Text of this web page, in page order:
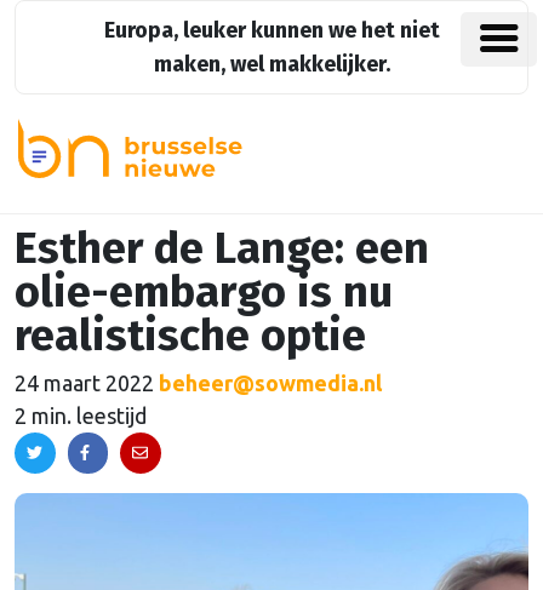
Europa, leuker kunnen we het niet
maken, wel makkelijker.
Esther de Lange: een
olie-embargo is nu
realistische optie
24 maart 2022 beheer@sowmedia.nl
2 min. leestijd